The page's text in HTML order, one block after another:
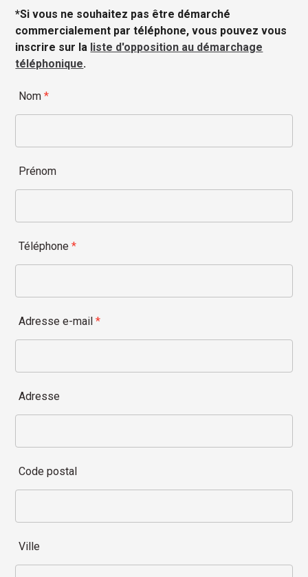
*Si vous ne souhaitez pas être démarché
commercialement par téléphone, vous pouvez vous
inscrire sur la liste d'opposition au démarchage
téléphonique.
Nom*
Prénom
Téléphone*
Adresse e-mail*
Adresse
Code postal
Ville